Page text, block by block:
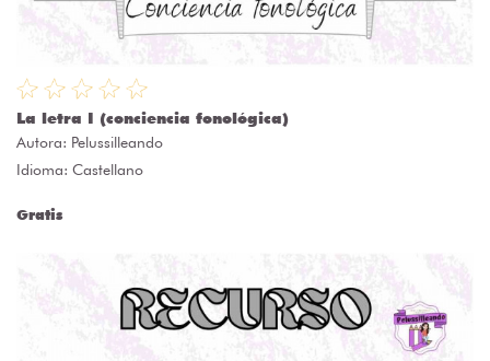
La letra I (conciencia fonológica)
Autora: Pelussilleando
Idioma: Castellano
Gratis